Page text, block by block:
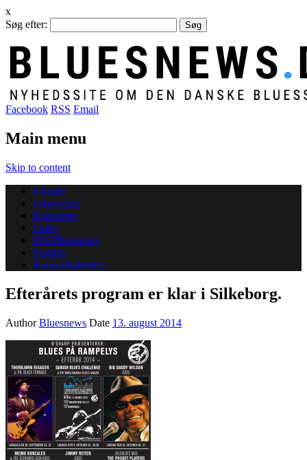
x
Søg efter:
Facebook RSS Email
Main menu
Skip to content
Forside
Udgivelser
Koncerter
Links
Om Bluesnews
English
Koncertkalender
Efterårets program er klar i Silkeborg.
AuthorBluesnews Date 13. august 2014